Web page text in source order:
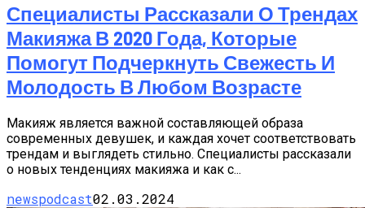
Специалисты Рассказали О Трендах
Макияжа В 2020 Года, Которые
Помогут Подчеркнуть Свежесть И
Молодость В Любом Возрасте
Макияж является важной составляющей образа
современных девушек, и каждая хочет соответствовать
трендам и выглядеть стильно. Специалисты рассказали
о новых тенденциях макияжа и как с...
newspodcast02.03.2024